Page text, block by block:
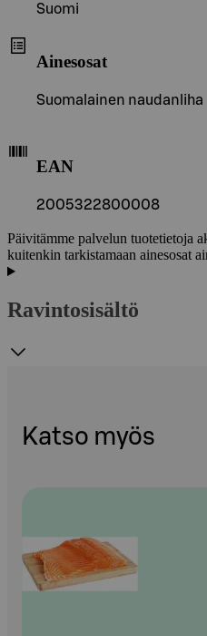
Suomi
Ainesosat
Suomalainen naudanliha
EAN
2005322800008
Päivitämme palvelun tuotetietoja
kuitenkin tarkistamaan ainesosat
Ravintosisältö
Katso myös